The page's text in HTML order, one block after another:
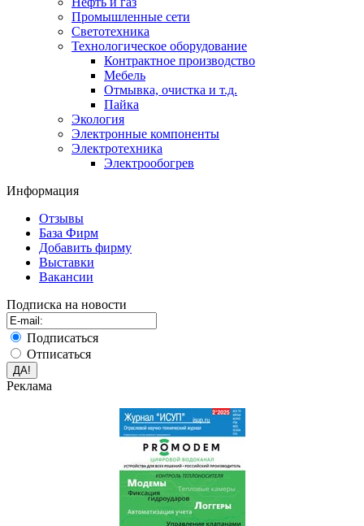
Промышленные сети
Светотехника
Технологическое оборудование
Контрактное производство
Мебель
Отмывка, очистка и т.д.
Пайка
Экология
Электронные компоненты
Электротехника
Электрообогрев
Информация
Отзывы
База Фирм
Добавить фирму
Выставки
Вакансии
Подписка на новости
Подписаться
Отписаться
Реклама